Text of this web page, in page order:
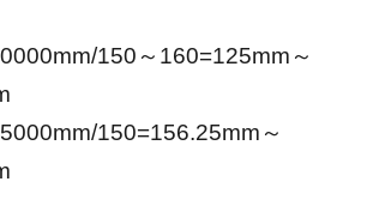
150～160=125mm～
150=156.25mm～